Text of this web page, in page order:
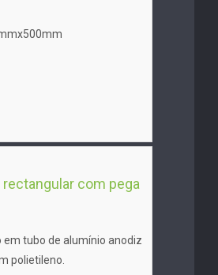
rectangular com pega
em tubo de alumínio anodiz
polietileno.